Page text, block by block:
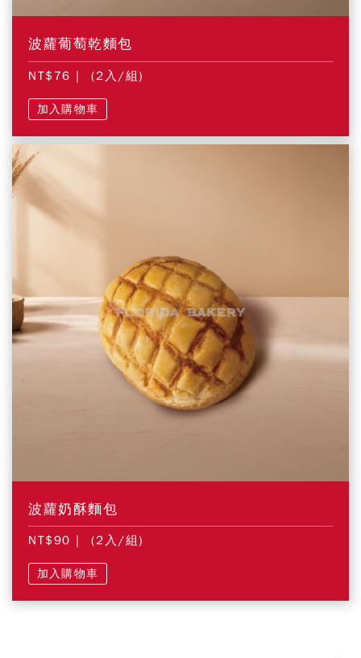
波蘿葡萄乾麵包
NT$76 | (2入/組)
加入購物車
波蘿奶酥麵包
NT$90 | (2入/組)
加入購物車